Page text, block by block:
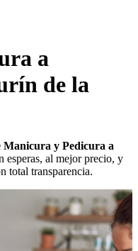
a
de la
Manicura y Pedicura a
esperas, al mejor precio, y
total transparencia.